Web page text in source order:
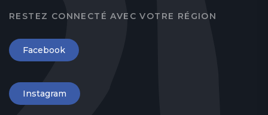
RESTEZ CONNECTÉ AVEC VOTRE RÉGION
Facebook
Instagram